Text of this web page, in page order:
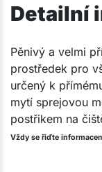
Detailní
​Pěnivý a velmi
prostředek pro
určený k
mytí sprejovou
postřikem na
Vždy se řiďte